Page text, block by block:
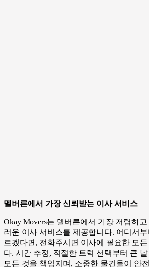
멜버른에서 가장 신뢰받는 이사 서비스
Okay Movers는 멜버른에서 가장 저렴하
러운 이사 서비스를 제공합니다. 어디서
르겠다면, 전화주시면 이사에 필요한 모든
다. 시간 추정, 적절한 트럭 선택부터 큰
모든 것을 책임지며, 소중한 물건들이 안